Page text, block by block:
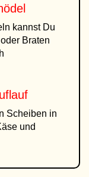
kannst Du
Braten
Scheiben in
und